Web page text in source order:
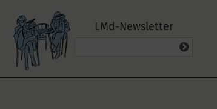
LMd-Newsletter